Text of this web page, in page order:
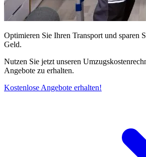
Optimieren Sie Ihren Transport und sparen
Geld.
Nutzen Sie jetzt unseren
Angebote zu erhalten.
Kostenlose Angebote erhalten!